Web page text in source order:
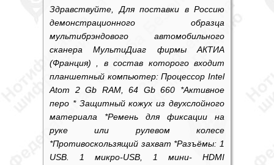
Здравствуйте, Для поставки в Россию
демонстрационного образца
мультибрэндового автомобильного
сканера МультиДиаг фирмы АКТИА
(Франция) , в состав которого входит
планшетный компьютер: Процессор Intel
Atom 2 Gb RAM, 64 Gb 660 *Активное
перо * Защитный кожух из двухслойного
материала *Ремень для фиксации на
руке или рулевом колесе
*Противоскользящий захват *Разъёмы: 1
USB. 1 микро-USB, 1 мини- HDMI